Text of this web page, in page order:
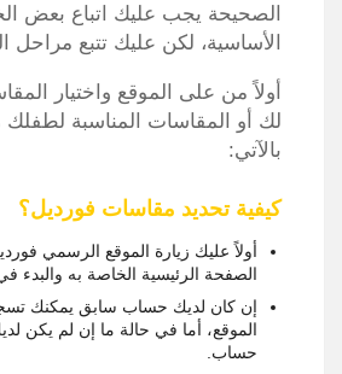
الصحيحة يجب عليك اتباع بعض
الأساسية، لكن عليك تتبع مراحل
أولاً من على الموقع واختيار
لك أو المقاسات المناسبة لطفلك
بالآتي:
كيفية تحديد مقاسات فورديل؟
أولاً عليك زيارة الموقع الرسمي
الصفحة الرئيسية الخاصة به والبدء
إن كان لديك حساب سابق يمكنك
الموقع، أما في حالة ما إن لم يكن
حساب.